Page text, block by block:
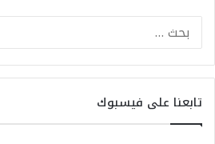
تابعنا على فيسبوك